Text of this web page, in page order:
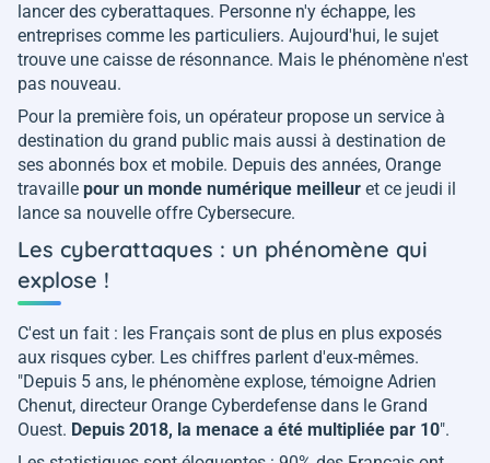
lancer des cyberattaques. Personne n'y échappe, les
entreprises comme les particuliers. Aujourd'hui, le sujet
trouve une caisse de résonnance. Mais le phénomène n'est
pas nouveau.
Pour la première fois, un opérateur propose un service à
destination du grand public mais aussi à destination de
ses abonnés box et mobile. Depuis des années, Orange
travaille pour un monde numérique meilleur et ce jeudi il
lance sa nouvelle offre Cybersecure.
Les cyberattaques : un phénomène qui
explose !
C'est un fait : les Français sont de plus en plus exposés
aux risques cyber. Les chiffres parlent d'eux-mêmes.
"Depuis 5 ans, le phénomène explose, témoigne Adrien
Chenut, directeur Orange Cyberdefense dans le Grand
Ouest. Depuis 2018, la menace a été multipliée par 10".